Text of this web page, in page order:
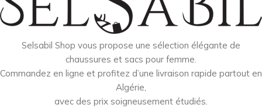
Selsabil Shop vous propose une sélection élégante de
chaussures et sacs pour femme.
Commandez en ligne et profitez d’une livraison rapide partout en
Algérie,
avec des prix soigneusement étudiés.